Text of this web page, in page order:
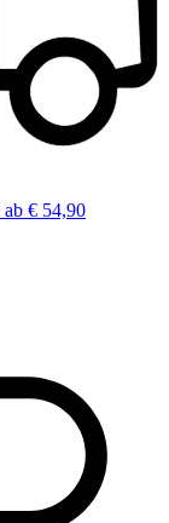
ab € 54,90